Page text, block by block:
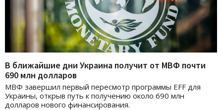
В ближайшие дни Украина получит от МВФ почти
690 млн долларов
МВФ завершил первый пересмотр программы EFF для
Украины, открыв путь к получению около 690 млн
долларов нового финансирования.